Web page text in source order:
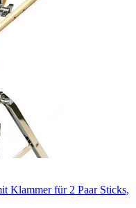
Klammer für 2 Paar Sticks,